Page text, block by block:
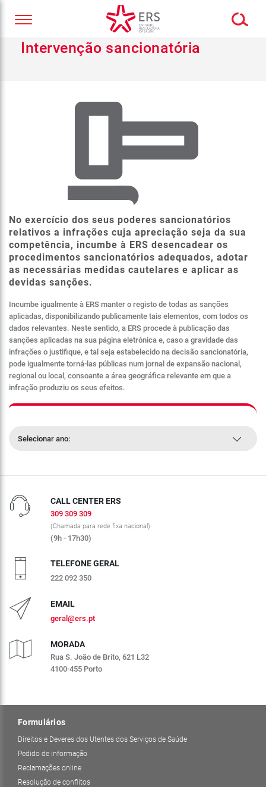
Intervenção sancionatória
No exercício dos seus poderes sancionatórios
relativos a infrações cuja apreciação seja da sua
competência, incumbe à ERS desencadear os
procedimentos sancionatórios adequados, adotar
as necessárias medidas cautelares e aplicar as
devidas sanções.
Incumbe igualmente à ERS manter o registo de todas as sanções
aplicadas, disponibilizando publicamente tais elementos, com todos os
dados relevantes. Neste sentido, a ERS procede à publicação das
sanções aplicadas na sua página eletrónica e, caso a gravidade das
infrações o justifique, e tal seja estabelecido na decisão sancionatória,
pode igualmente torná-las públicas num jornal de expansão nacional,
regional ou local, consoante a área geográfica relevante em que a
infração produziu os seus efeitos.
Selecionar ano:
CALL CENTER ERS
309 309 309
(Chamada para rede fixa nacional)
(9h - 17h30)
TELEFONE GERAL
222 092 350
EMAIL
geral@ers.pt
MORADA
Rua S. João de Brito, 621 L32
4100-455 Porto
Formulários
Direitos e Deveres dos Utentes dos Serviços de Saúde
Pedido de informação
Reclamações online
Resolução de conflitos